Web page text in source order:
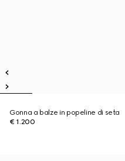
Gonna a balze in popeline di seta
€ 1.200